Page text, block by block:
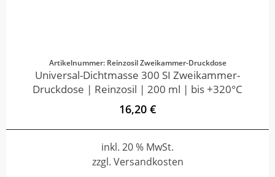
Artikelnummer: Reinzosil Zweikammer-Druckdose
Universal-Dichtmasse 300 SI Zweikammer-
Druckdose | Reinzosil | 200 ml | bis +320°C
16,20 €
inkl. 20 % MwSt.
zzgl. Versandkosten